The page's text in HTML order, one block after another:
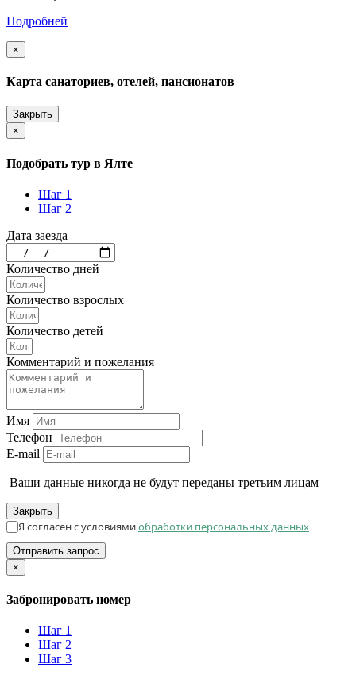
Подробней
×
Карта санаториев, отелей, пансионатов
Закрыть
×
Подобрать тур в Ялте
Шаг 1
Шаг 2
Дата заезда
Количество дней
Количество взрослых
Количество детей
Комментарий и пожелания
Имя
Телефон
E-mail
Ваши данные никогда не будут переданы третьим лицам
Закрыть
Я согласен с условиямиобработки персональных данных
Отправить запрос
×
Забронировать номер
Шаг 1
Шаг 2
Шаг 3